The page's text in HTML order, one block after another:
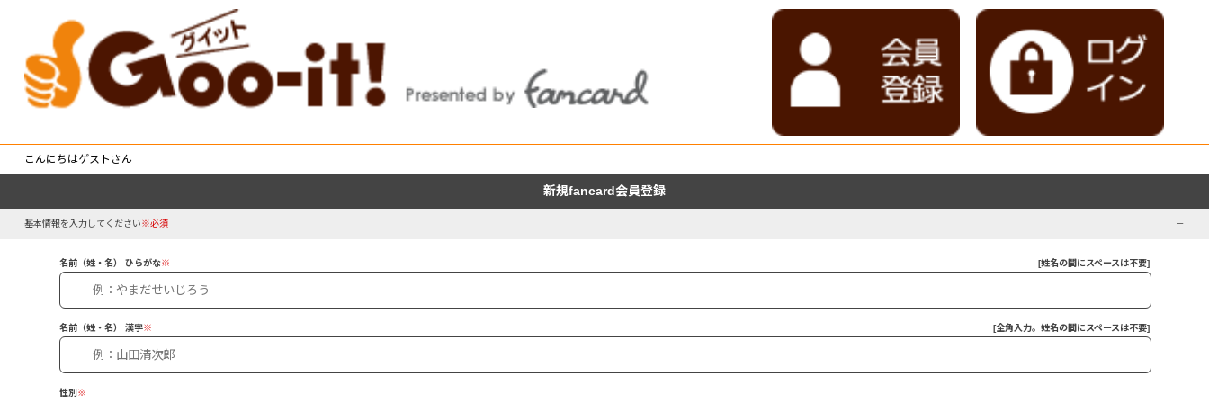
こんにちはゲストさん
新規fancard会員登録
基本情報を入力してください※必須
名前（姓・名） ひらがな※ [姓名の間にスペースは不要]
名前（姓・名） 漢字※ [全角入力。姓名の間にスペースは不要]
性別 ※